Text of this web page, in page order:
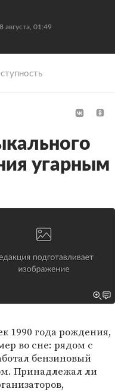
8 августа, 01:49
угарным
1990 года рождения,
во сне: рядом с
бензиновый
Принадлежал ли